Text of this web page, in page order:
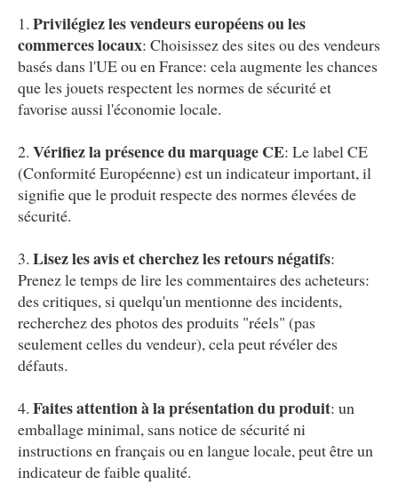
Privilégiez les vendeurs européens ou les
commerces locaux: Choisissez des sites ou des vendeurs
basés dans l'UE ou en France: cela augmente les chances
que les jouets respectent les normes de sécurité et
favorise aussi l'économie locale.
Vérifiez la présence du marquage CE: Le label CE
(Conformité Européenne) est un indicateur important, il
signifie que le produit respecte des normes élevées de
sécurité.
Lisez les avis et cherchez les retours négatifs:
Prenez le temps de lire les commentaires des acheteurs:
des critiques, si quelqu'un mentionne des incidents,
recherchez des photos des produits "réels" (pas
seulement celles du vendeur), cela peut révéler des
défauts.
Faites attention à la présentation du produit: un
emballage minimal, sans notice de sécurité ni
instructions en français ou en langue locale, peut être un
indicateur de faible qualité.